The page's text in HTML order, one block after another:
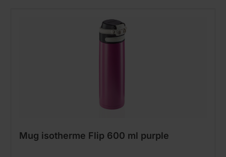
Mug isotherme Flip 600 ml purple